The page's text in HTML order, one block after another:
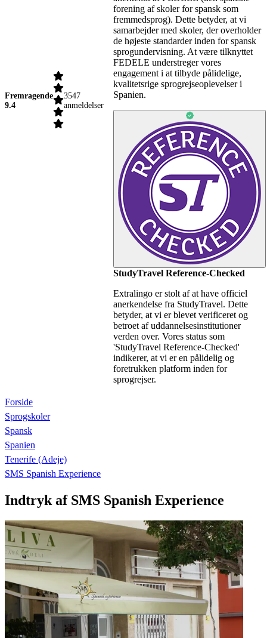
Fremragende
9.4
3547
anmeldelser
forening af skoler for spansk som
fremmedsprog). Dette betyder, at vi
samarbejder med skoler, der overholder
de højeste standarder inden for spansk
sprogundervisning. At være tilknyttet
FEDELE understreger vores
engagement i at tilbyde pålidelige,
kvalitetsrige sprogrejseoplevelser i
Spanien.
StudyTravel Reference-Checked
Extralingo er stolt af at have officiel
anerkendelse fra StudyTravel. Dette
betyder, at vi er blevet verificeret og
betroet af uddannelsesinstitutioner
verden over. Vores status som
'StudyTravel Reference-Checked'
indikerer, at vi er en pålidelig og
foretrukken platform inden for
sprogrejser.
Forside
Sprogskoler
Spansk
Spanien
Tenerife (Adeje)
SMS Spanish Experience
Indtryk af SMS Spanish Experience